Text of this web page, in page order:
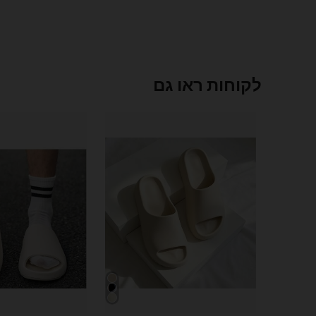
לקוחות ראו גם